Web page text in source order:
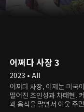
어쩌다 사장 3
2023 • All
어쩌다 사장, 이제는 미국
떨어진 조인성과 차태현.
과 음식을 팔면서 이웃 주